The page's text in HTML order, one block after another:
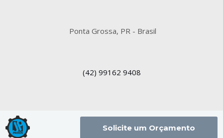
Ponta Grossa, PR - Brasil
(42) 99162 9408
Solicite um Orçamento